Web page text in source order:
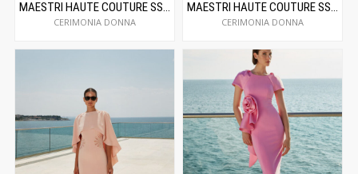
MAESTRI HAUTE COUTURE SS24C5042
CERIMONIA DONNA
MAESTRI HAUTE COUTURE SS24C5043
CERIMONIA DONNA